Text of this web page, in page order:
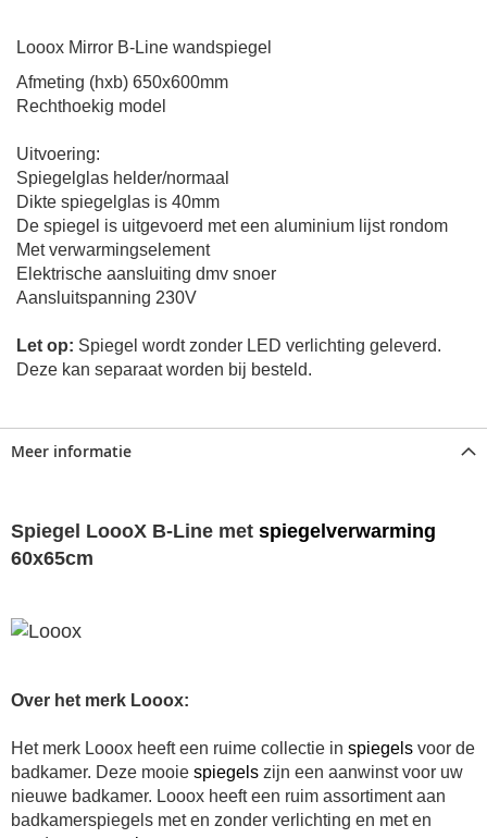
Looox Mirror B-Line wandspiegel
Afmeting (hxb) 650x600mm
Rechthoekig model
Uitvoering:
Spiegelglas helder/normaal
Dikte spiegelglas is 40mm
De spiegel is uitgevoerd met een aluminium lijst rondom
Met verwarmingselement
Elektrische aansluiting dmv snoer
Aansluitspanning 230V
Let op: Spiegel wordt zonder LED verlichting geleverd.
Deze kan separaat worden bij besteld.
Meer informatie
Spiegel LoooX B-Line met spiegelverwarming
60x65cm
Over het merk Looox:
Het merk Looox heeft een ruime collectie in spiegels voor de
badkamer. Deze mooie spiegels zijn een aanwinst voor uw
nieuwe badkamer. Looox heeft een ruim assortiment aan
badkamerspiegels met en zonder verlichting en met en